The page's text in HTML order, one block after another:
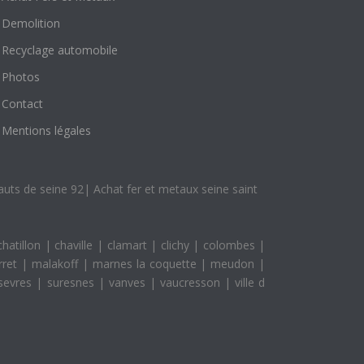
Demolition
Recyclage automobile
Photos
Contact
Mentions légales
de seine 92 | Achat fer et metaux seine saint
| chaville | clamart | clichy | colombes |
| malakoff | marnes la coquette | meudon |
| suresnes | vanves | vaucresson |ville d